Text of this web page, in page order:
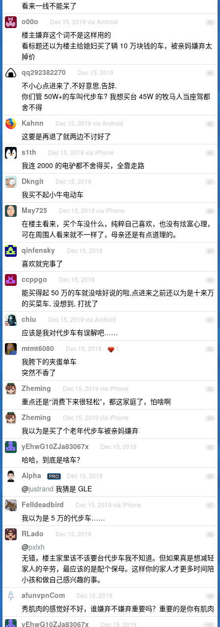
看来一线不能呆了
83
o00o Dec 15, 2019 via Android
楼主嫌弃这个词不是这样用的
看标题还以为楼主给媳妇买了辆 10 万块钱的车，被亲妈嫌弃太
掉价
84
qq292382270 Dec 15, 2019
不小心点进来了,不好意思,告辞.
你们管 50W+的车叫代步车? 我想买台 45W 的牧马人当座驾都
舍不得
85
Kahnn Dec 15, 2019 via Android
这要是再退了就两边不讨好了
86
s1th Dec 15, 2019 via iPhone
我连 2000 的电驴都不舍得买，全靠走路
87
Dkngit Dec 15, 2019
我买不起小牛电动车
88
May725 Dec 15, 2019 via iPhone
在楼主看来，买个车没什么，纯粹自己喜欢，也没有炫富心理，
可在周围人看来就不一样了，母亲还是有点道理的。
89
qinfensky Dec 15, 2019
喜欢就完事了
90
ccppgo Dec 15, 2019
能买得起 50 万的车就没啥好说的啦,点进来之前还以为是十来万
的买菜车, 没想到, 打扰了
91
chiu Dec 15, 2019 via Android
应该是我对代步车有误解吧……
92
mtmt6080 Dec 15, 2019 1
我胯下的夹蛋单车
突然不香了
93
Zheming Dec 15, 2019 via iPhone
重点还是“消费下来很轻松”，都这家庭了，怕啥啊
94
Zheming Dec 15, 2019 via iPhone
我以为是买了个老年代步车被亲妈嫌弃
95
yEhwG10ZJa83067x Dec 15, 2019
哈哈，到底是啥车？
96
Alpha PRO Dec 15, 2019
@justrand 我猜是 GLE
97
Felldeadbird Dec 15, 2019 via iPhone
我以为是 5 万的代步车……
98
RLado Dec 15, 2019
@pxlxh
无错，楼主家里该不该要台代步车我不知道。但如果真是想减轻
家人的辛劳，最应该的是配个保母。这样你的家人才更多时间陪
小孩和做自己感兴趣的事。
99
afunvpnCom Dec 15, 2019
秀肌肉的感觉好不好，谁嫌弃不嫌弃重要吗？重要的是你有肌肉
100
yEhwG10ZJa83067x Dec 15, 2019